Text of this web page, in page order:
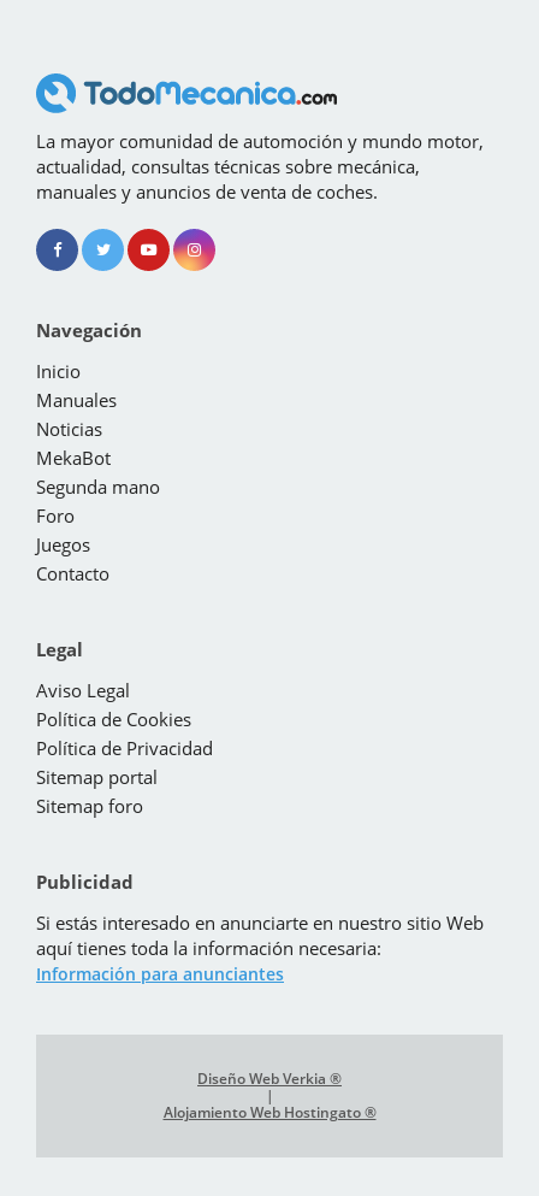
La mayor comunidad de automoción y mundo motor,
actualidad, consultas técnicas sobre mecánica,
manuales y anuncios de venta de coches.
Navegación
Inicio
Manuales
Noticias
MekaBot
Segunda mano
Foro
Juegos
Contacto
Legal
Aviso Legal
Política de Cookies
Política de Privacidad
Sitemap portal
Sitemap foro
Publicidad
Si estás interesado en anunciarte en nuestro sitio Web
aquí tienes toda la información necesaria:
Información para anunciantes
Diseño Web Verkia ®
|
Alojamiento Web Hostingato ®